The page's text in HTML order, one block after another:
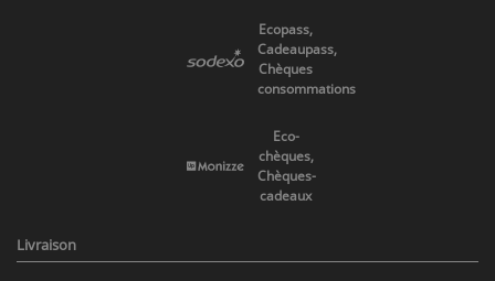
Ecopass,
Cadeaupass,
Chèques
consommations
Eco-
chèques,
Chèques-
cadeaux
Livraison